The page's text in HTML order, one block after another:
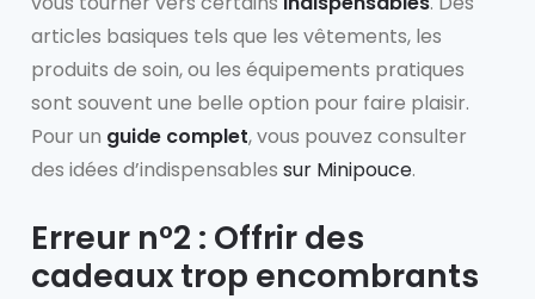
articles basiques tels que les vêtements, les
produits de soin, ou les équipements pratiques
sont souvent une belle option pour faire plaisir.
Pour un guide complet, vous pouvez consulter
des idées d’indispensables sur Minipouce.
Erreur n°2 : Offrir des
cadeaux trop encombrants